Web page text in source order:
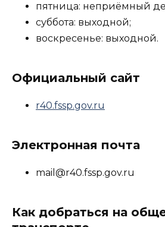
пятница: неприёмный
суббота: выходной;
воскресенье: выходной.
Официальный сайт
r40.fssp.gov.ru
Электронная почта
mail@r40.fssp.gov.ru
Как добраться на